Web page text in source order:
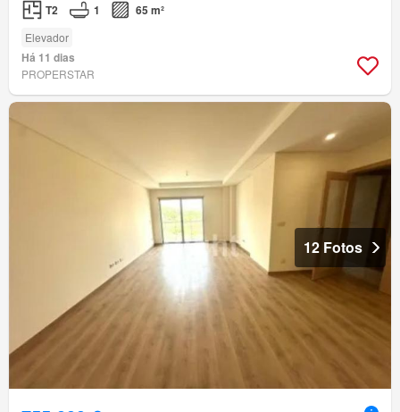
T2 1 65 m²
Elevador
Há 11 dias
PROPERSTAR
12 Fotos